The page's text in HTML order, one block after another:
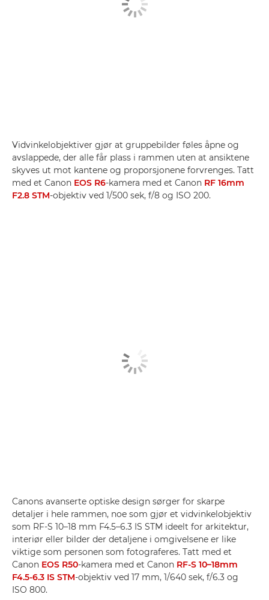
Vidvinkelobjektiver gjør at gruppebilder føles åpne og
avslappede, der alle får plass i rammen uten at ansiktene
skyves ut mot kantene og proporsjonene forvrenges. Tatt
med et Canon EOS R6-kamera med et Canon RF 16mm
F2.8 STM-objektiv ved 1/500 sek, f/8 og ISO 200.
Canons avanserte optiske design sørger for skarpe
detaljer i hele rammen, noe som gjør et vidvinkelobjektiv
som RF-S 10–18 mm F4.5–6.3 IS STM ideelt for arkitektur,
interiør eller bilder der detaljene i omgivelsene er like
viktige som personen som fotograferes. Tatt med et
Canon EOS R50-kamera med et Canon RF-S 10–18mm
F4.5-6.3 IS STM-objektiv ved 17 mm, 1/640 sek, f/6.3 og
ISO 800.